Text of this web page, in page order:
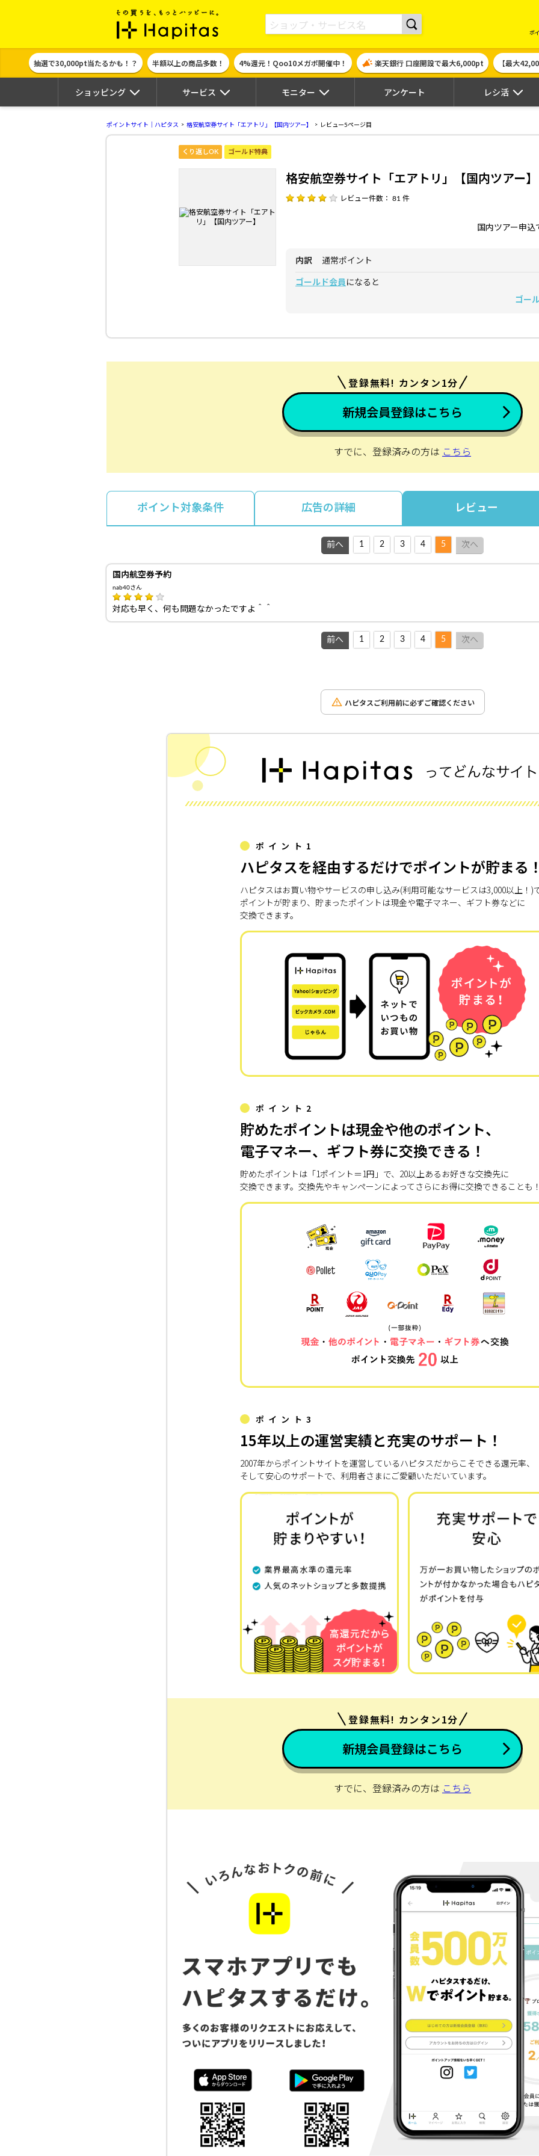
ポイント貯めて現金やギフト券に交換できるポイントサイト | ハピタス
ポ
抽選で30,000pt当たるかも！？ 半額以上の商品多数！ 4%還元！Qoo10メガポ開催中！ 楽天銀行 口座開設で最大6,000pt 【最大
ショッピング サービス モニター アンケート レシ活
ポイントサイト｜ハピタス 格安航空券サイト「エアトリ」【国内ツアー】 レビュー5ページ目
くり返しOK ゴールド特典
格安航空券サイト「エアトリ」【国内ツアー】
レビュー件数： 81 件
国内ツアー申込
内訳 通常ポイント
ゴールド会員 になると
ゴー
登録無料! カンタン1分
新規会員登録はこちら
すでに、登録済みの方は こちら
ポイント対象条件 広告の詳細 レビュー
前へ 1 2 3 4 5 次へ
国内航空券予約
nab40さん
対応も早く、何も問題なかったですよ＾＾
前へ 1 2 3 4 5 次へ
ハピタスご利用前に必ずご確認ください
ポイント1
ハピタスを経由するだけでポイントが貯まる
ハピタスはお買い物やサービスの申し込み(利用可能なサービスは3,000以上！)
ポイントが貯まり、貯まったポイントは現金や電子マネー、ギフト券などに
交換できます。
ポイント2
貯めたポイントは現金や他のポイント、
電子マネー、ギフト券に交換できる！
貯めたポイントは「1ポイント＝1円」で、20以上あるお好きな交換先に
交換できます。交換先やキャンペーンによってさらにお得に交換できることも
ポイント3
15年以上の運営実績と充実のサポート！
2007年からポイントサイトを運営しているハピタスだからこそできる還元率、
そして安心のサポートで、利用者さまにご愛顧いただいています。
登録無料! カンタン1分
新規会員登録はこちら
すでに、登録済みの方は こちら